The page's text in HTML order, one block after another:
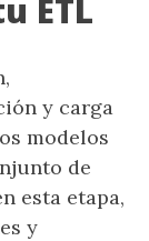
ETL
y carga
modelos
de
esta etapa,
y